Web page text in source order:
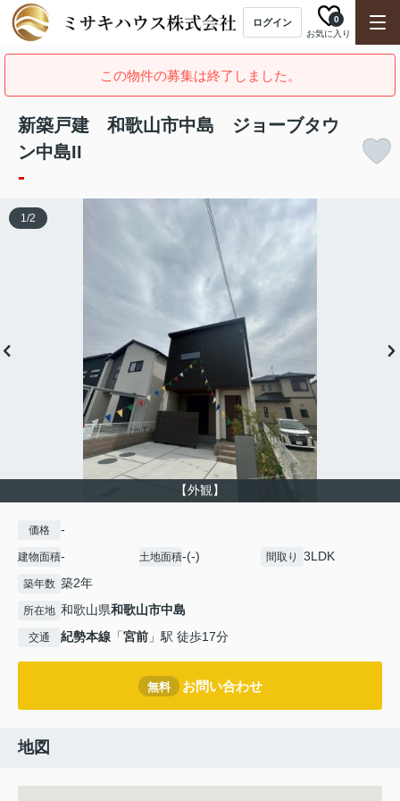
ログイン
お気に入り
0
この物件の募集は終了しました。
新築戸建 和歌山市中島 ジョーブタウ
ン中島II
-
【外観】
1/2
価格 -
建物面積- 土地面積-(-) 間取り 3LDK
築年数 築2年
所在地 和歌山県和歌山市中島
交通 紀勢本線 「宮前 」駅 徒歩17分
無料 お問い合わせ
地図